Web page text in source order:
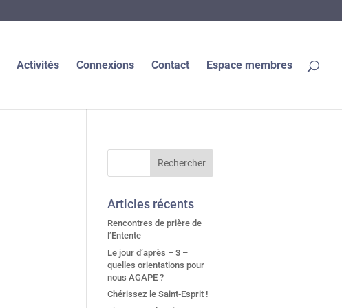
Activités Connexions Contact Espace membres
Articles récents
Rencontres de prière de
l’Entente
Le jour d’après – 3 –
quelles orientations pour
nous AGAPE ?
Chérissez le Saint-Esprit !